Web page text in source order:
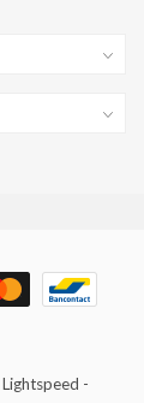
Lightspeed -